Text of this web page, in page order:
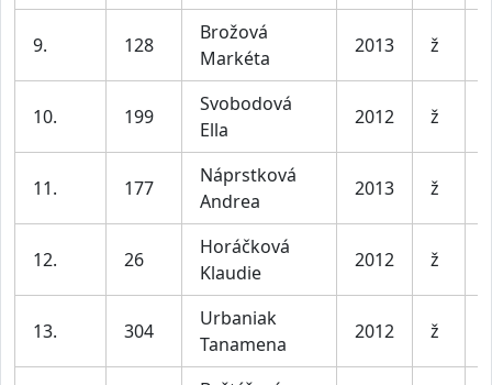
9. 128
Brožová
Markéta
2013 ž
10. 199
Svobodová
Ella
2012 ž
11. 177
Náprstková
Andrea
2013 ž
12. 26
Horáčková
Klaudie
2012 ž
13. 304
Urbaniak
Tanamena
2012 ž